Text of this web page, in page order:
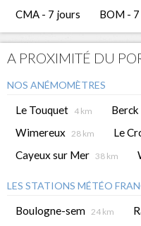
CMA - 7 jours
BOM -
A PROXIMITÉ DU
NOS ANÉMOMÈTRES
Le Touquet 4 km Berck
Wimereux 28 km Le
Cayeux sur Mer 38 km
LES STATIONS MÉTÉO
Boulogne-sem 24 km